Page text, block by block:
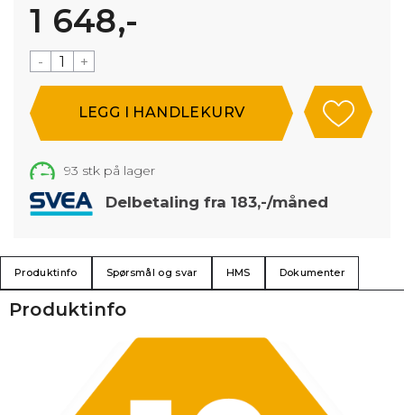
1 648,-
- +
93 stk på lager
Delbetaling fra 183,-/måned
Produktinfo Spørsmål og svar HMS Dokumenter
Produktinfo